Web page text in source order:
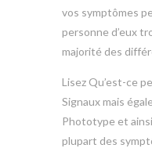
vos symptômes
personne d’eux
majorité des
Lisez Qu’est-ce
Signaux mais
Phototype et
plupart des